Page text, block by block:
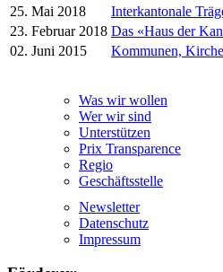
25. Mai 2018
Interkantonale
23. Februar 2018 Das «Haus der
02. Juni 2015
Kommunen,
Was wir wollen
Wer wir sind
Unterstützen
Prix Transparence
Regio
Geschäftsstelle
Newsletter
Datenschutz
Impressum